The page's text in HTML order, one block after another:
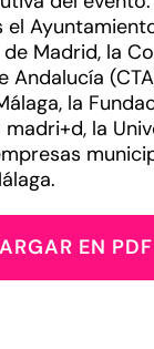
el
Madrid, la
Andalucía
la
la
EN PDF